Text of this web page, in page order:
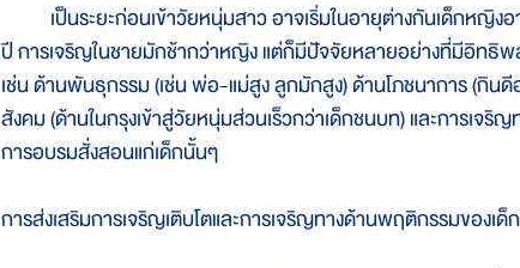
เป็นระยะก่อนเข้าวัยหนุ่มสาว อาจเริ่มในอายุต่างกันเด็กหญิง
ปี การเจริญในชายมักช้ากว่าหญิง แต่ก็มีปัจจัยหลายอย่างที่มีอิทธิพ
เช่น ด้านพันธุกรรม (เช่น พ่อ-แม่สูง ลูกมักสูง) ด้านโภชนาการ (กิน
สังคม (ด้านในกรุงเข้าสู่วัยหนุ่มส่วนเร็วกว่าเด็กชนบท) และการเจ
การอบรมสั่งสอนแก่เด็กนั้นๆ
การส่งเสริมการเจริญเติบโตและการเจริญทางด้านพฤติกรรมของเด็ก